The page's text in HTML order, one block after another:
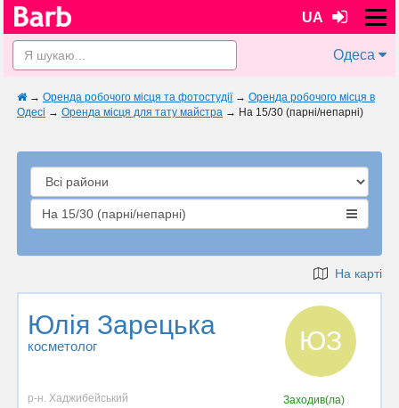
UA
Одеса
→ Оренда робочого місця та фотостудії → Оренда робочого місця в
Одесі → Оренда місця для тату майстра → На 15/30 (парні/непарні)
На 15/30 (парні/непарні)
На карті
Юлія Зарецька
косметолог ЮЗ
р-н. Хаджибейський
Заходив(ла)